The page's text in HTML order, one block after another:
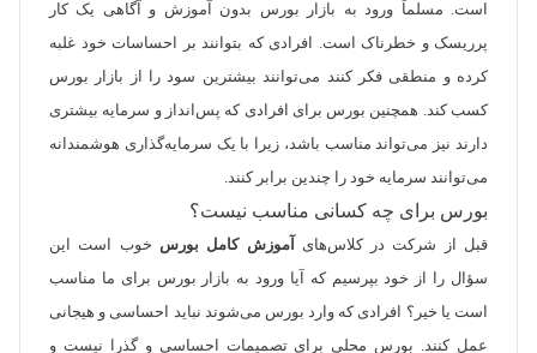
است. مسلماً ورود به بازار بورس بدون آموزش و آگاهی یک کار
پرریسک و خطرناک است. افرادی که بتوانند بر احساسات خود غلبه
کرده و منطقی فکر کنند می‌توانند بیشترین سود را از بازار بورس
کسب کند. همچنین بورس برای افرادی که پس‌انداز و سرمایه بیشتری
دارند نیز می‌تواند مناسب باشد، زیرا با یک سرمایه‌گذاری هوشمندانه
می‌توانند سرمایه خود را چندین برابر کنند.
بورس برای چه کسانی مناسب نیست؟
قبل از شرکت در کلاس‌های آموزش کامل بورس خوب است این
سؤال را از خود بپرسیم که آیا ورود به بازار بورس برای ما مناسب
است یا خیر؟ افرادی که وارد بورس می‌شوند نباید احساسی و هیجانی
عمل کنند. بورس محلی برای تصمیمات احساسی و گذرا نیست و